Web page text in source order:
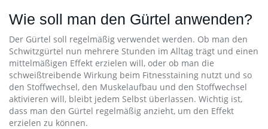
Wie soll man den Gürtel anwenden?
Der Gürtel soll regelmäßig verwendet werden. Ob man den
Schwitzgürtel nun mehrere Stunden im Alltag trägt und einen
mittelmäßigen Effekt erzielen will, oder ob man die
schweißtreibende Wirkung beim Fitnesstaining nutzt und so
den Stoffwechsel, den Muskelaufbau und den Stoffwechsel
aktivieren will, bleibt jedem Selbst überlassen. Wichtig ist,
dass man den Gürtel regelmäßig anzieht, um den Effekt
erzielen zu können.